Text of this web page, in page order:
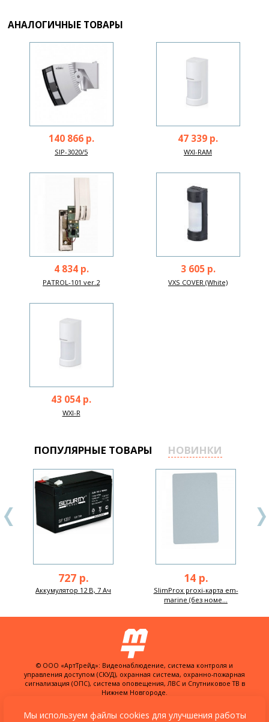
АНАЛОГИЧНЫЕ ТОВАРЫ
140 866 р.
SIP-3020/5
47 339 р.
WXI-RAM
4 834 р.
PATROL-101 ver.2
3 605 р.
VXS COVER (White)
43 054 р.
WXI-R
ПОПУЛЯРНЫЕ ТОВАРЫ НОВИНКИ
727 р.
Аккумулятор 12 В, 7 Ач
14 р.
SlimProx proxi-карта em-
marine (без номе...
© ООО «АртТрейд»: Видеонаблюдение, система контроля и
управления доступом (СКУД), охранная система, охранно-пожарная
сигнализация (ОПС), система оповещения, ЛВС и Спутниковое ТВ в
Нижнем Новгороде.
ул. Куйбышева, д. 30Б, офис 22
Мы используем файлы cookies для улучшения работы